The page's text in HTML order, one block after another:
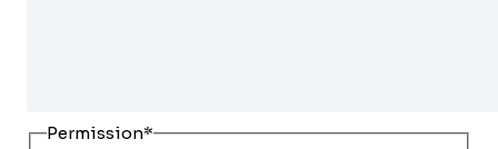
Permission*